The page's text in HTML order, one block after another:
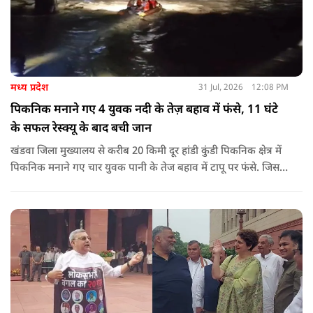
मध्य प्रदेश 31 Jul, 2026 12:08 PM
पिकनिक मनाने गए 4 युवक नदी के तेज़ बहाव में फंसे, 11 घंटे
के सफल रेस्क्यू के बाद बची जान
खंडवा जिला मुख्यालय से करीब 20 किमी दूर हांडी कुंडी पिकनिक क्षेत्र में
पिकनिक मनाने गए चार युवक पानी के तेज बहाव में टापू पर फंसे. जिसके